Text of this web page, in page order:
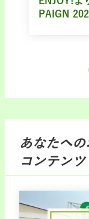
PAIGN
あなたへ
コンテンツ